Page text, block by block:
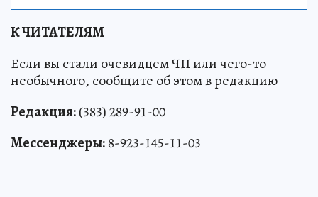
К ЧИТАТЕЛЯМ
Если вы стали очевидцем ЧП или чего-то
необычного, сообщите об этом в редакцию
Редакция:(383) 289-91-00
Мессенджеры:8-923-145-11-03